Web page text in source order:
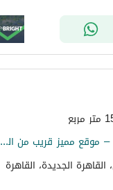
شقة للبيع في المستثمرين الشمالية – موقع مميز قريب من الرحاب المساحة: 150 متر 2 غرفة نوم (منها ماستر بدريسنج وحمام خاص)
القاهرة الجديدة، القاهرة